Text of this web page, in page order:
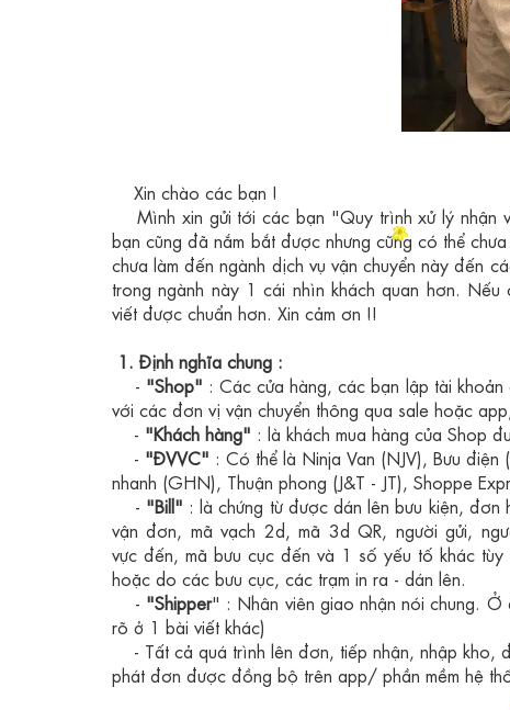
Xin chào các bạn !
Mình xin gửi tới các bạn "Quy trình xử lý
bạn cũng đã nắm bắt được nhưng cũng có thể
chưa làm đến ngành dịch vụ vận chuyển này đến
trong ngành này 1 cái nhìn khách quan hơn.
viết được chuẩn hơn. Xin cảm ơn !!
1. Định nghĩa chung :
- "Shop" : Các cửa hàng, các bạn lập tài khoản
với các đơn vị vận chuyển thông qua sale hoặc
- "Khách hàng" : là khách mua hàng của Shop
- "ĐVVC" : Có thể là Ninja Van (NJV), Bưu điện
nhanh (GHN), Thuận phong (J&T - JT), Shoppe
- "Bill" : là chứng từ được dán lên bưu kiện, đơn
vận đơn, mã vạch 2d, mã 3d QR, người gửi,
vực đến, mã bưu cục đến và 1 số yếu tố khác
hoặc do các bưu cục, các trạm in ra - dán lên.
- "Shipper" : Nhân viên giao nhận nói chung.
rõ ở 1 bài viết khác)
- Tất cả quá trình lên đơn, tiếp nhận, nhập kho,
phát đơn được đồng bộ trên app/ phần mềm hệ